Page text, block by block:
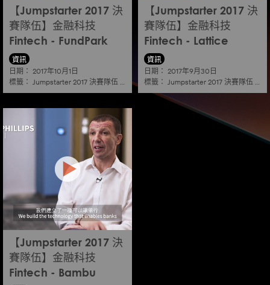
【Jumpstarter 2017 決
賽隊伍】金融科技
Fintech - FundPark
資訊
日期： 2017年10月1日
標籤： Jumpstarter 2017 決賽隊伍 金融科技 fintech
【Jumpstarter 2017 決
賽隊伍】金融科技
Fintech - Lattice
資訊
日期： 2017年9月30日
標籤： Jumpstarter 2017 決賽隊伍
【Jumpstarter 2017 決
賽隊伍】金融科技
Fintech - Bambu